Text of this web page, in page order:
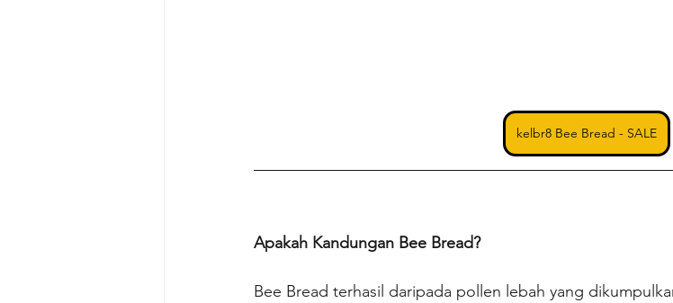
kelbr8 Bee Bread - SALE
Apakah Kandungan Bee Bread?
Bee Bread terhasil daripada pollen lebah yang